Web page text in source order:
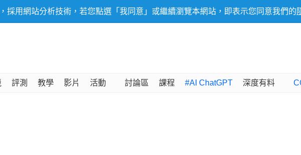
採用網站分析技術，若您點選「我同意」或繼續瀏覽本網站，即表示您同意我們的
評測 教學 影片 活動 討論區 課程 #AI ChatGPT 深度有料